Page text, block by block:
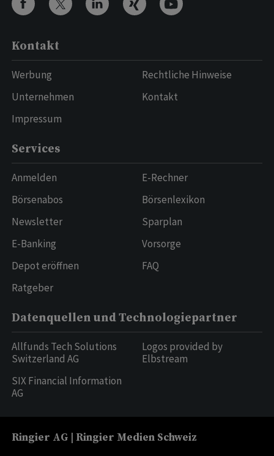
Kontakt
Werbung
Unternehmen
Impressum
Rechtliche Hinweise
Kontakt
Services
Anmelden
Börsenabos
Newsletter
E-Banking
Depot eröffnen
Ratgeber
E-Rechner
Börsenlexikon
Sparplan
Vorsorge
FAQ
Datenquellen und Technologiepartner
Allfunds Tech Solutions
Switzerland AG
SIX Financial Information
AG
Logos provided by
Elbstream
Ringier AG | Ringier Medien Schweiz